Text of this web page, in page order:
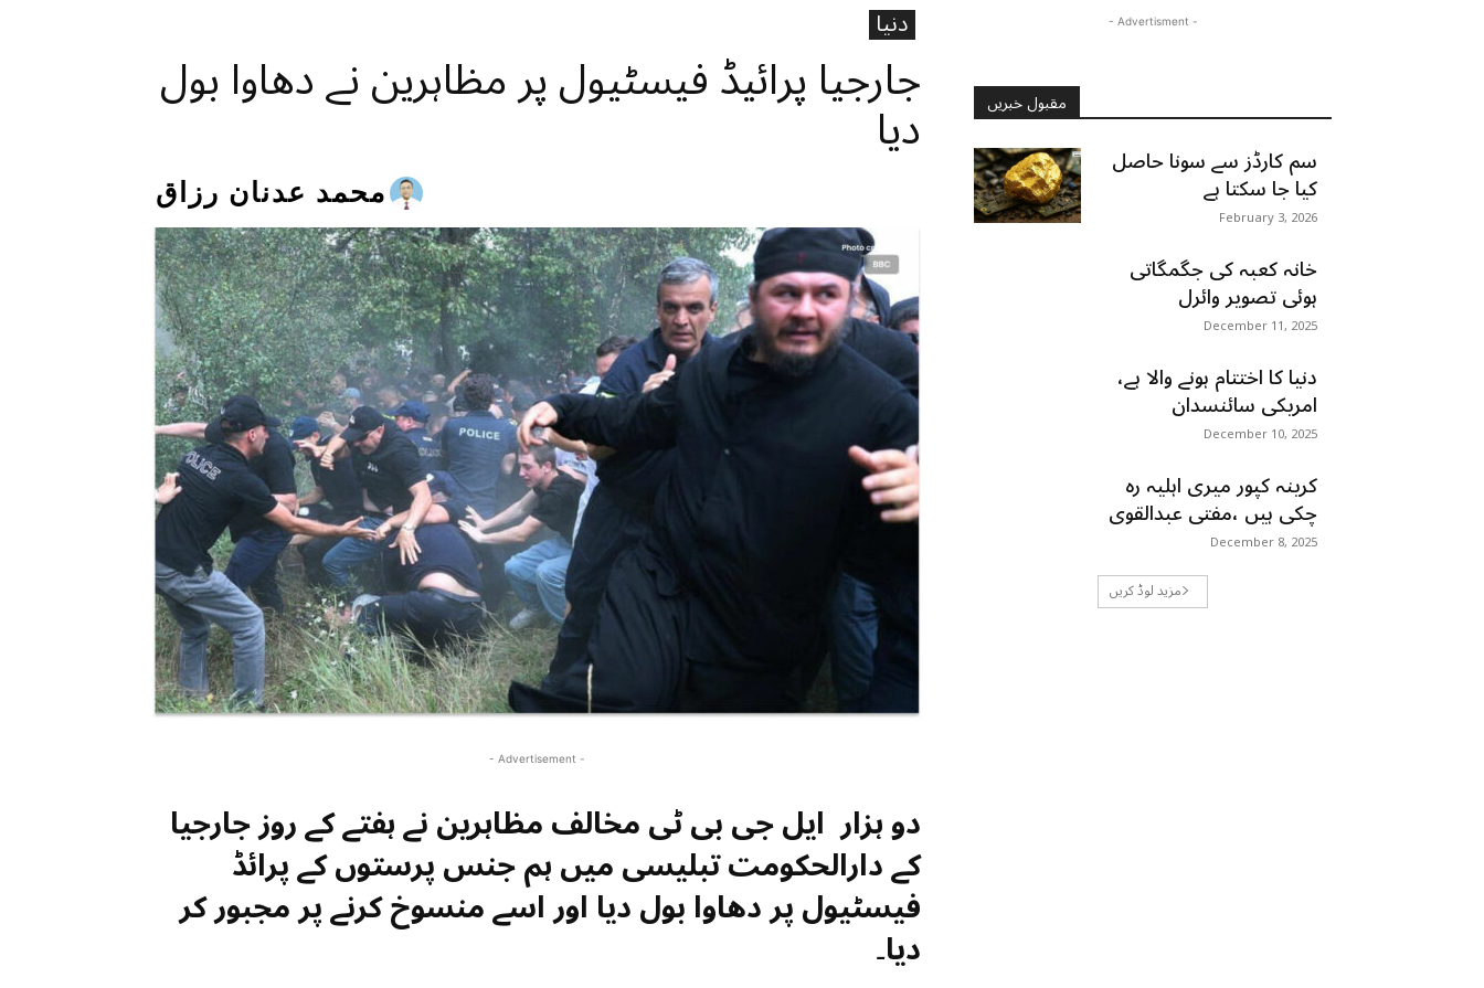
دنیا
جارجیا پرائیڈ فیسٹیول پر مظاہرین نے دھاوا بول
دیا
محمد عدنان رزاق
- Advertisement -
دو ہزار ایل جی بی ٹی مخالف مظاہرین نے ہفتے کے روز جارجیا
کے دارالحکومت تبلیسی میں ہم جنس پرستوں کے پرائڈ
فیسٹیول پر دھاوا بول دیا اور اسے منسوخ کرنے پر مجبور کر
دیا۔
- Advertisment -
مقبول خبریں
سم کارڈز سے سونا حاصل
کیا جا سکتا ہے
February 3, 2026
خانہ کعبہ کی جگمگاتی
ہوئی تصویر وائرل
December 11, 2025
دنیا کا اختتام ہونے والا ہے،
امریکی سائنسدان
December 10, 2025
کرینہ کپور میری اہلیہ رہ
چکی ہیں ،مفتی عبدالقوی
December 8, 2025
مزید لوڈ کریں